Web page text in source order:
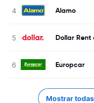
Alamo
Dollar Rent
Europcar
Mostrar